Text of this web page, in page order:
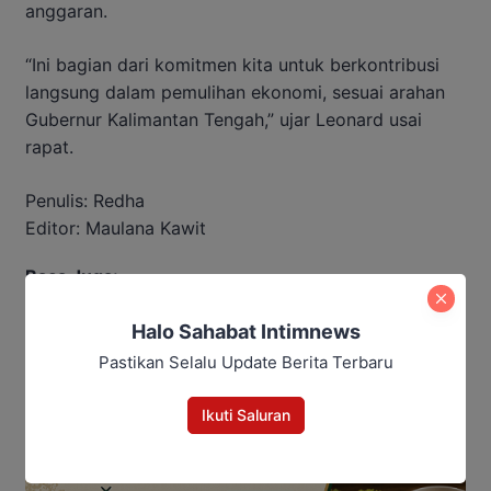
anggaran.
“Ini bagian dari komitmen kita untuk berkontribusi
langsung dalam pemulihan ekonomi, sesuai arahan
Gubernur Kalimantan Tengah,” ujar Leonard usai
rapat.
Penulis: Redha
Editor: Maulana Kawit
Baca Juga:
Pelayanan Stroke RSUD Doris
Diakui Dunia, Raih WSO Angels
Halo Sahabat Intimnews
Pastikan Selalu Update Berita Terbaru
Ikuti Saluran